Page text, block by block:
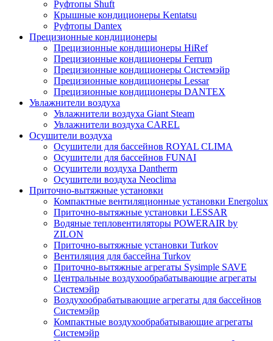
Руфтопы Shuft
Крышные кондиционеры Kentatsu
Руфтопы Dantex
Прецизионные кондиционеры
Прецизионные кондиционеры HiRef
Прецизионные кондиционеры Ferrum
Прецизионные кондиционеры Системэйр
Прецизионные кондиционеры Lessar
Прецизионные кондиционеры DANTEX
Увлажнители воздуха
Увлажнители воздуха Giant Steam
Увлажнители воздуха CAREL
Осушители воздуха
Осушители для бассейнов ROYAL CLIMA
Осушители для бассейнов FUNAI
Осушители воздуха Dantherm
Осушители воздуха Neoclima
Приточно-вытяжные установки
Компактные вентиляционные установки Energolux
Приточно-вытяжные установки LESSAR
Водяные тепловентиляторы POWERAIR by
ZILON
Приточно-вытяжные установки Turkov
Вентиляция для бассейна Turkov
Приточно-вытяжные агрегаты Sysimple SAVE
Центральные воздухообрабатывающие агрегаты
Системэйр
Воздухообрабатывающие агрегаты для бассейнов
Системэйр
Компактные воздухообрабатывающие агрегаты
Системэйр